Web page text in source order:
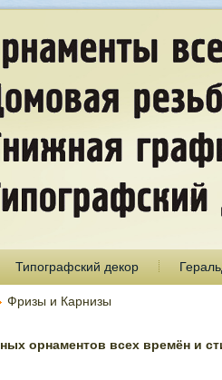
Типографский декор
Фризы и Карнизы
орнаментов всех времён и